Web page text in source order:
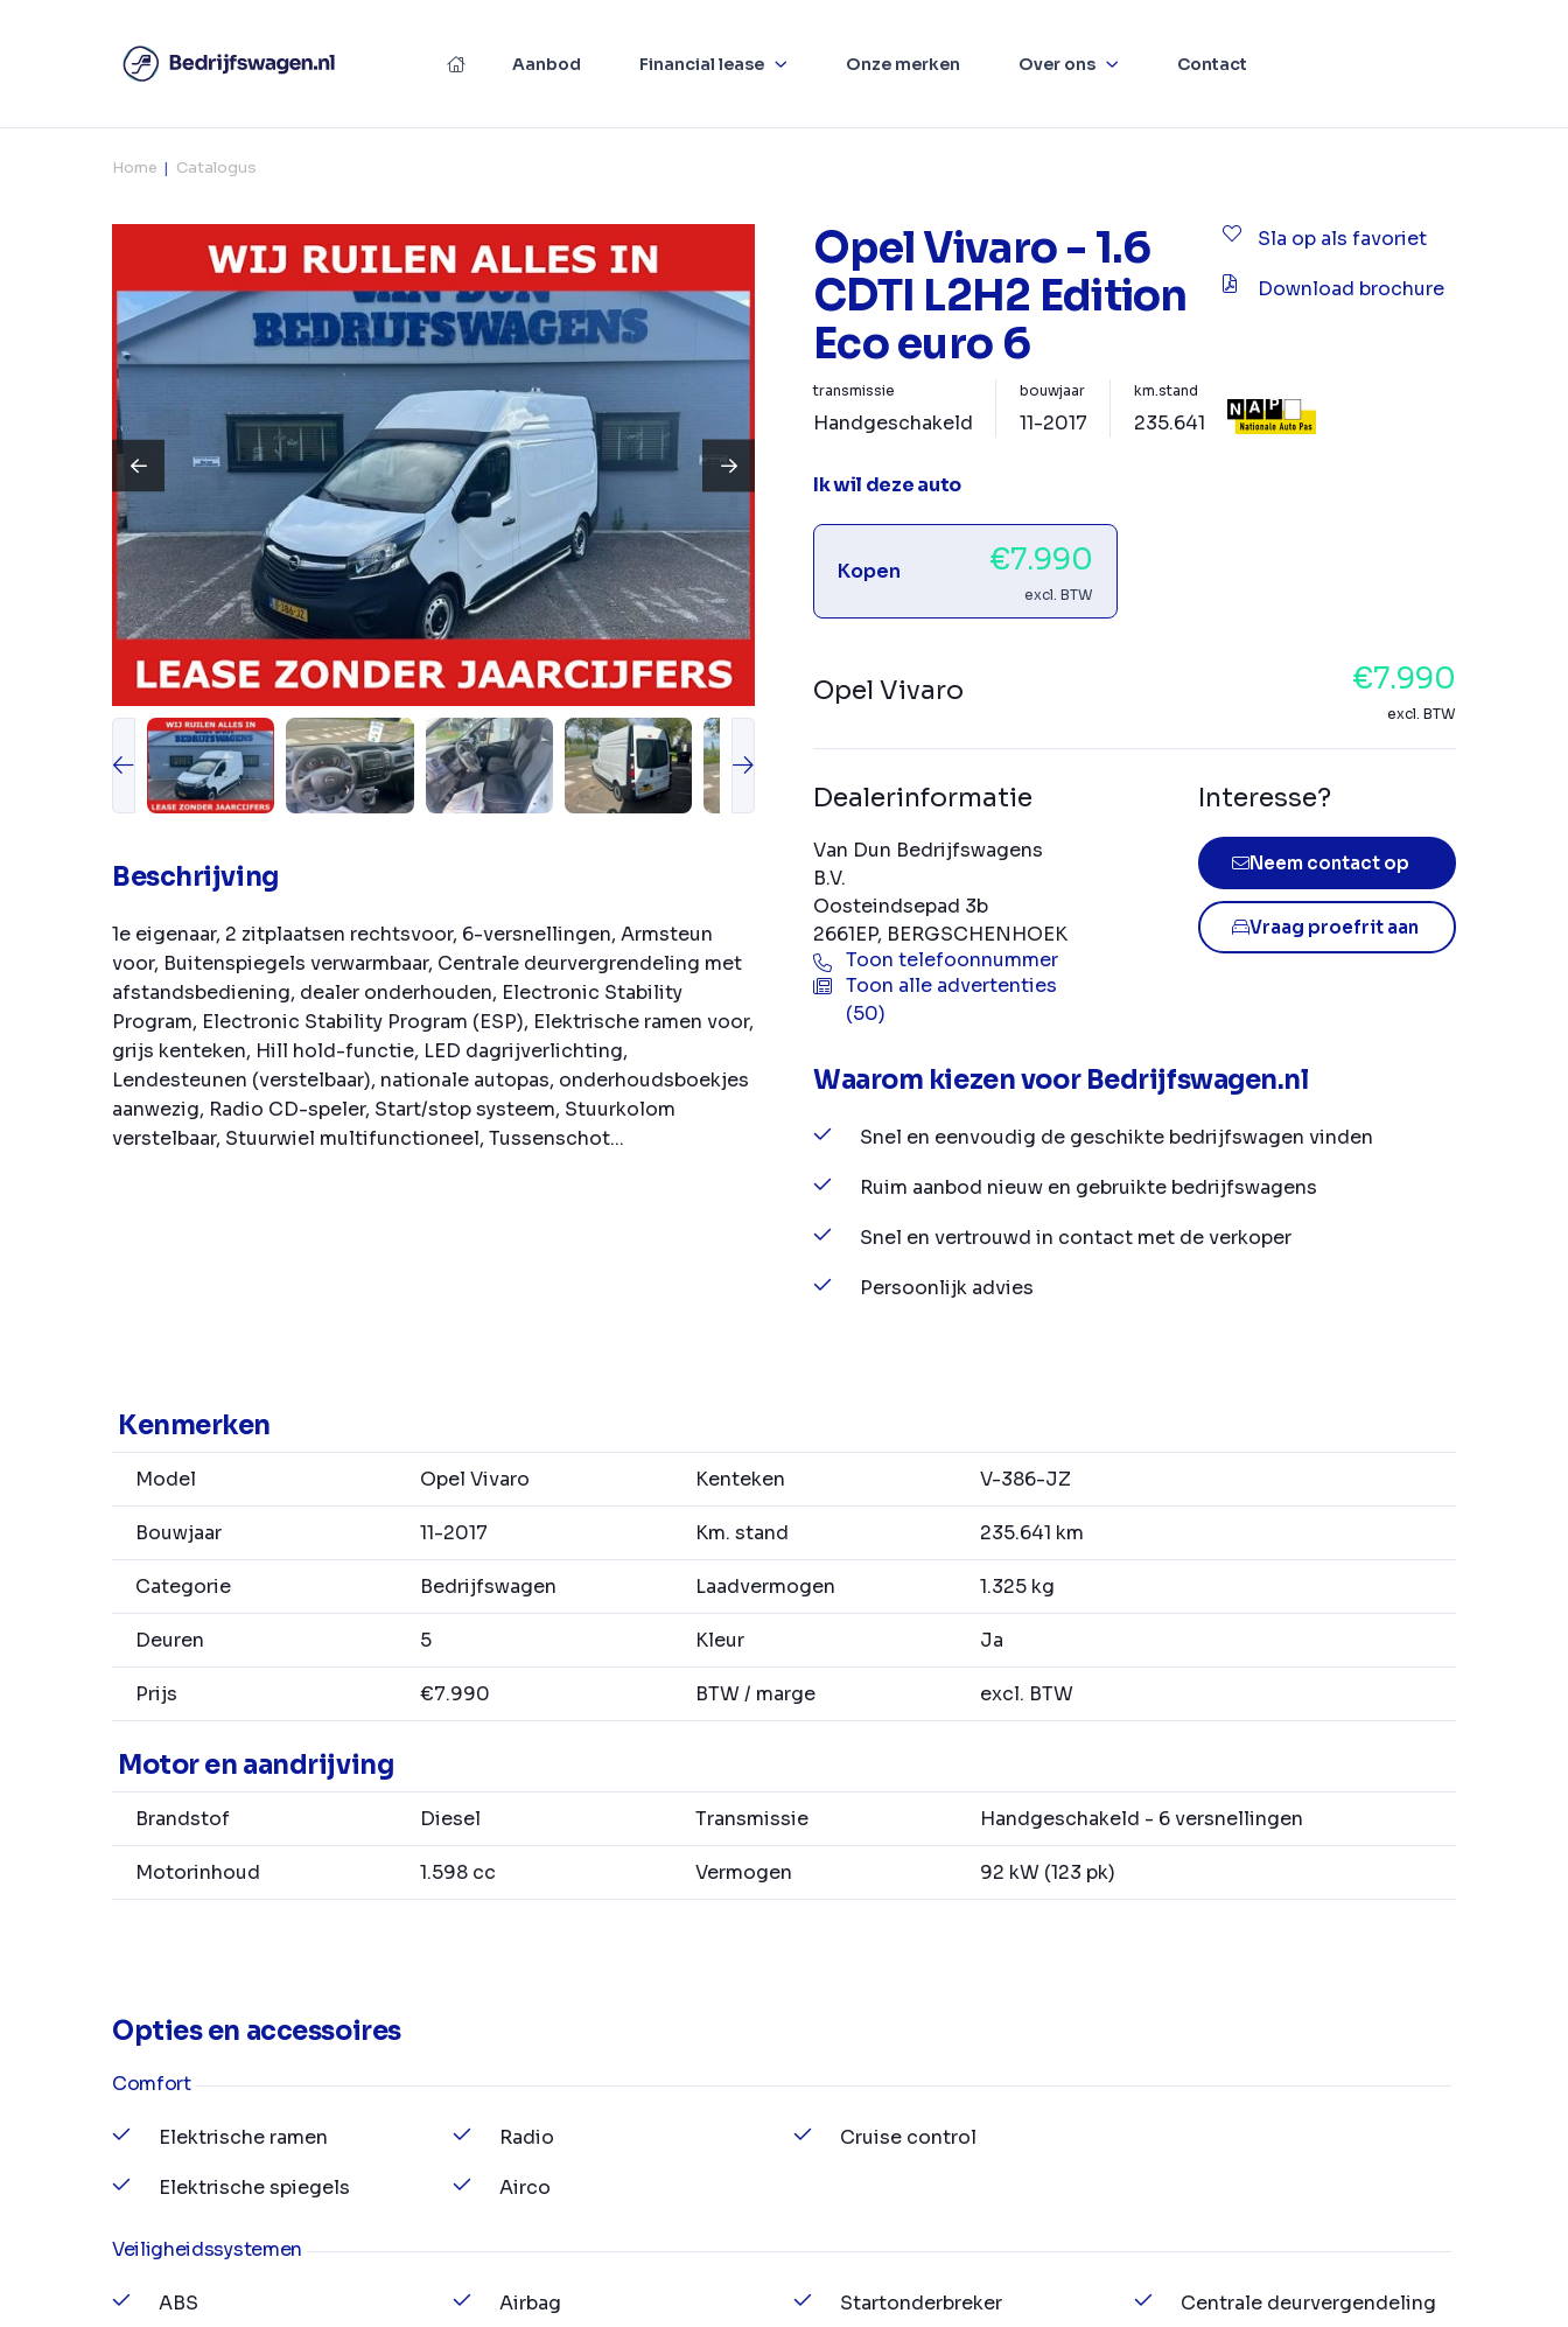
Aanbod Financial lease Onze merken Over ons Contact
Home Catalogus
Beschrijving
1e eigenaar, 2 zitplaatsen rechtsvoor, 6-versnellingen, Armsteun
voor, Buitenspiegels verwarmbaar, Centrale deurvergrendeling met
afstandsbediening, dealer onderhouden, Electronic Stability
Program, Electronic Stability Program (ESP), Elektrische ramen voor,
grijs kenteken, Hill hold-functie, LED dagrijverlichting,
Lendesteunen (verstelbaar), nationale autopas, onderhoudsboekjes
aanwezig, Radio CD-speler, Start/stop systeem, Stuurkolom
verstelbaar, Stuurwiel multifunctioneel, Tussenschot...
Opel Vivaro - 1.6
CDTI L2H2 Edition
Eco euro 6
Sla op als favoriet
Download brochure
transmissie
Handgeschakeld
bouwjaar
11-2017
km.stand
235.641
Ik wil deze auto
Kopen €7.990
excl. BTW
Opel Vivaro €7.990
excl. BTW
Dealerinformatie
Van Dun Bedrijfswagens
B.V.
Oosteindsepad 3b
2661EP, BERGSCHENHOEK
Toon telefoonnummer
Toon alle advertenties
(50)
Interesse?
Neem contact op
Vraag proefrit aan
Waarom kiezen voor Bedrijfswagen.nl
Snel en eenvoudig de geschikte bedrijfswagen vinden
Ruim aanbod nieuw en gebruikte bedrijfswagens
Snel en vertrouwd in contact met de verkoper
Persoonlijk advies
Kenmerken
Model Opel Vivaro Kenteken V-386-JZ
Bouwjaar 11-2017 Km. stand 235.641 km
Categorie Bedrijfswagen Laadvermogen 1.325 kg
Deuren 5 Kleur Ja
Prijs €7.990 BTW / marge excl. BTW
Motor en aandrijving
Brandstof Diesel Transmissie Handgeschakeld - 6 versnellingen
Motorinhoud 1.598 cc Vermogen 92 kW (123 pk)
Opties en accessoires
Comfort
Elektrische ramen
Elektrische spiegels
Radio
Airco
Cruise control
Veiligheidssystemen
ABS Airbag Startonderbreker Centrale deurvergendeling